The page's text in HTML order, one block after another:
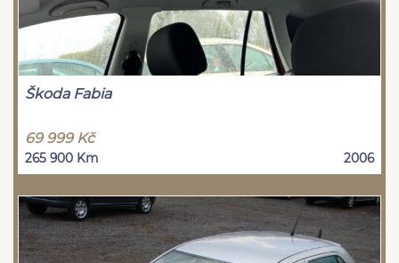
Škoda Fabia
69 999 Kč
265 900 Km 2006